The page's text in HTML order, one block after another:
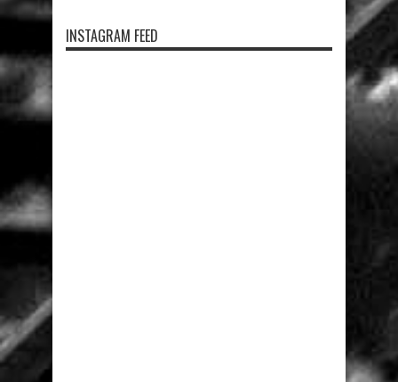
INSTAGRAM FEED